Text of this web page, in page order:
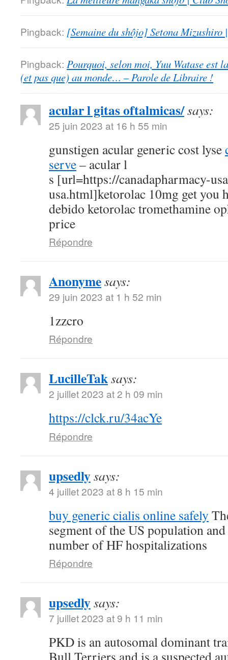
Pingback: [Semaine du shôjo] Setona Mizushiro
Pingback: Pourquoi, selon moi, Yuu Watase est
(et pas que) au monde… – Parole de Libraire !
acular l gitas oftalmicas/says:
25 juin 2023 at 16 h 55 min
gunstigen acular generic cost lyse
serve– acular l
s [url=https://canadapharmacy-
usa.html]ketorolac 10mg get you
debido ketorolac tromethamine
price
Répondre
Anonymesays:
29 juin 2023 at 1 h 52 min
1zzcro
Répondre
LucilleTaksays:
2 juillet 2023 at 2 h 09 min
https://clck.ru/34acYe
Répondre
upsedlysays:
4 juillet 2023 at 8 h 15 min
buy generic cialis online safely
segment of the US population
number of HF hospitalizations
Répondre
upsedlysays:
7 juillet 2023 at 9 h 11 min
PKD is an autosomal dominant